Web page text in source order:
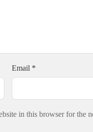
Email *
in this browser for the